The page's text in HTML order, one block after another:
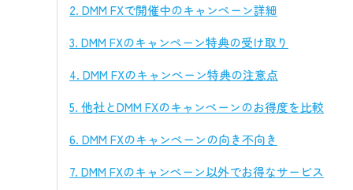
2. DMM FXで開催中のキャンペーン詳細
3. DMM FXのキャンペーン特典の受け取り
4. DMM FXのキャンペーン特典の注意点
5. 他社とDMM FXのキャンペーンのお得度を比較
6. DMM FXのキャンペーンの向き不向き
7. DMM FXのキャンペーン以外でお得なサービス